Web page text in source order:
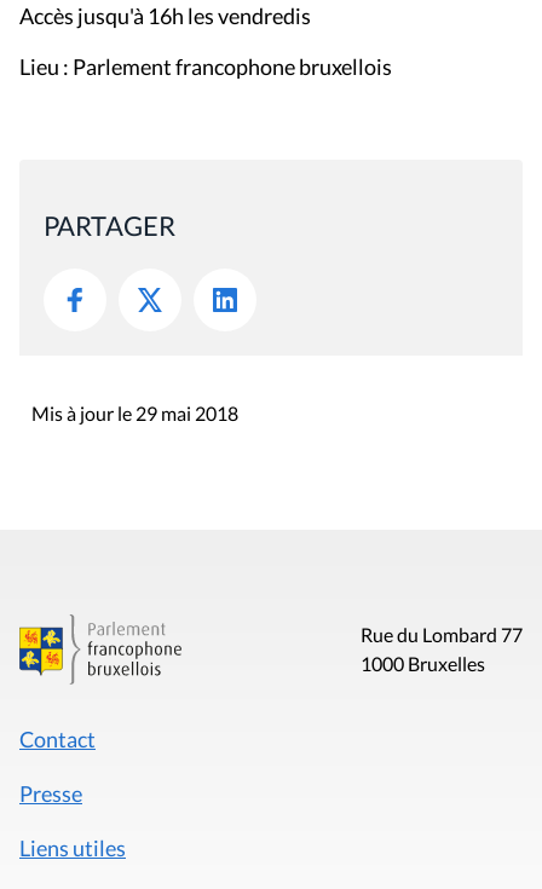
Accès jusqu'à 16h les vendredis
Lieu : Parlement francophone bruxellois
PARTAGER
Mis à jour le 29 mai 2018
Rue du Lombard 77
1000 Bruxelles
Contact
Presse
Liens utiles